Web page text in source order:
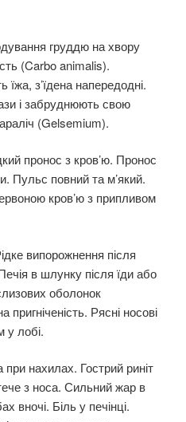
груддю на хвору
(Carbo animalis).
з’їдена напередодні.
і забруднюють свою
(Gelsemium).
пронос з кров’ю. Пронос
Пульс повний та м’який.
кров’ю з припливом
випорожнення після
в шлунку після їди або
оболонок
Рясні носові
у лобі.
при нахилах. Гострий риніт
з носа. Сильний жар в
вночі. Біль у печінці.